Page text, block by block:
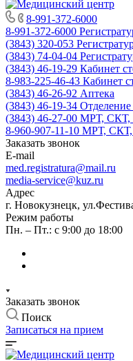
8-991-372-6000
8-991-372-6000
(3843) 320-053
(3843) 74-04-04
(3843) 46-19-29 Кабинет
8-983-225-46-43 Кабинет
(3843) 46-26-92 Аптека
(3843) 46-19-34 Отделение
(3843) 46-27-00 МРТ, СКТ,
8-960-907-11-10 МРТ, СКТ,
Заказать звонок
E-mail
med.registratura@mail.ru
media-service@kuz.ru
Адрес
г. Новокузнецк,
Режим работы
Пн. – Пт.: с 9:00 до 18:00
Заказать звонок
Поиск
Записаться на прием